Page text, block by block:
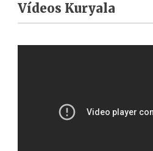
Vídeos Kuryala